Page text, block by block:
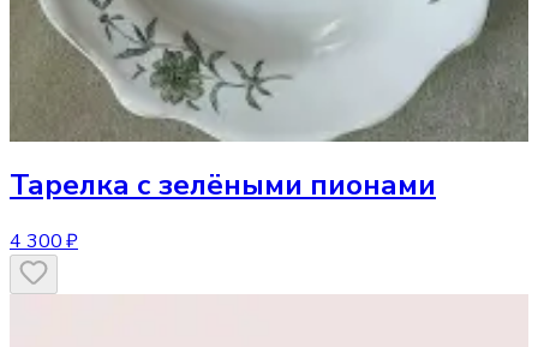
Тарелка с зелёными пионами
4 300 ₽